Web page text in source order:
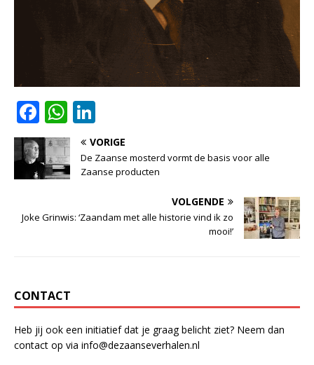
F
a
c
e
o
W
h
at
s
p
n
k
e
n
VORIGE
De Zaanse mosterd vormt de basis voor alle
Zaanse producten
VOLGENDE
Joke Grinwis: ‘Zaandam met alle historie vind ik zo
mooi!’
CONTACT
Heb jij ook een initiatief dat je graag belicht ziet? Neem dan
contact op via info@dezaanseverhalen.nl